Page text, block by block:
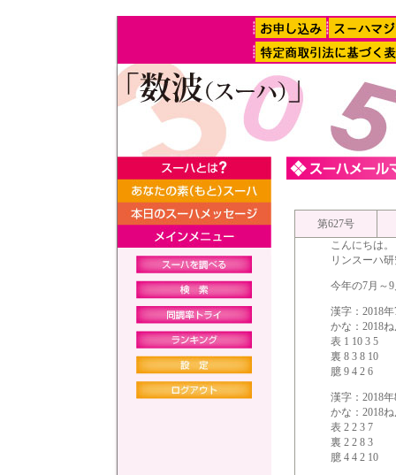
第627号
こんにちは。
リンスーハ
今年の7月～
漢字：2018
かな：2018
表 1 10 3 5
裏 8 3 8 10
臆 9 4 2 6
漢字：2018
かな：2018
表 2 2 3 7
裏 2 2 8 3
臆 4 4 2 10